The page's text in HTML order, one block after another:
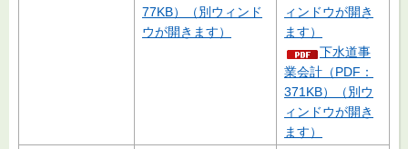
77KB）（別ウィンド
ウが開きます）
ィンドウが開き
ます）
下水道事
業会計（PDF：
371KB）（別ウ
ィンドウが開き
ます）